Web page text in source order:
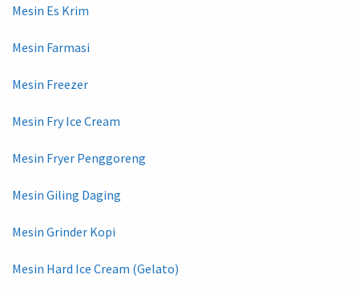
Mesin Es Krim
Mesin Farmasi
Mesin Freezer
Mesin Fry Ice Cream
Mesin Fryer Penggoreng
Mesin Giling Daging
Mesin Grinder Kopi
Mesin Hard Ice Cream (Gelato)